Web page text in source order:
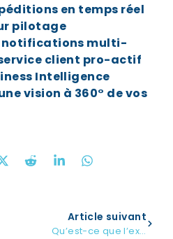
en temps réel
pilotage
notifications multi-
client pro-actif
Intelligence
vision à 360° de vos
Article suivant
Qu’est-ce que l’expérience post-achat ?